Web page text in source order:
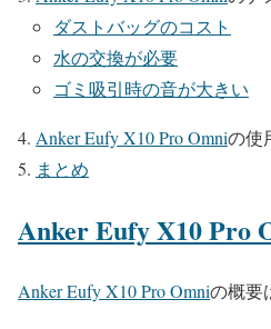
ダストバッグのコスト
水の交換が必要
ゴミ吸引時の音が大きい
Anker Eufy X10 Pro Omniの使
まとめ
Anker Eufy X10 Pro
Anker Eufy X10 Pro Omniの概要